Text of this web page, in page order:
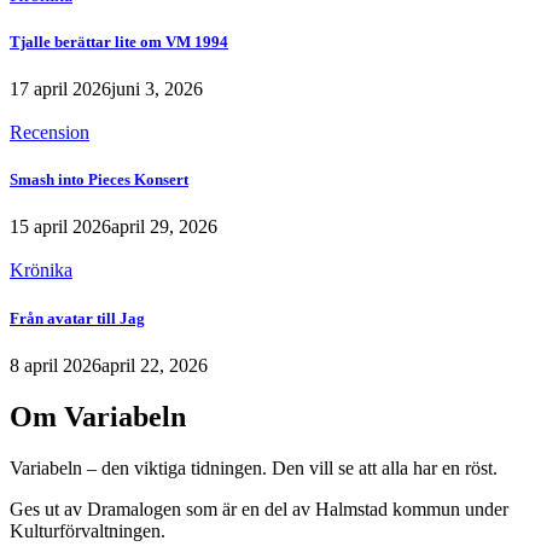
Tjalle berättar lite om VM 1994
17 april 2026juni 3, 2026
Recension
Smash into Pieces Konsert
15 april 2026april 29, 2026
Krönika
Från avatar till Jag
8 april 2026april 22, 2026
Om Variabeln
Variabeln – den viktiga tidningen. Den vill se att alla har en röst.
Ges ut av Dramalogen som är en del av Halmstad kommun under
Kulturförvaltningen.